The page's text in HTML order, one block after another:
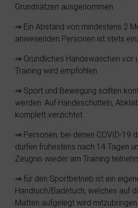
Grundsätzen ausgenommen.
⇒ Ein Abstand von mindestens 2
anwesenden Personen ist stets
⇒ Gründliches Händewaschen vor
Training wird empfohlen.
⇒ Sport und Bewegung sollten
werden. Auf Händeschütteln,
komplett verzichtet
⇒ Personen, bei denen COVID-19
dürfen frühestens nach 14 Tagen
Zeugnis wieder am Training
⇒ für den Sportbetrieb ist ein
Handtuch/Badetuch, welches auf
Matten aufgelegt wird mitzubringen.